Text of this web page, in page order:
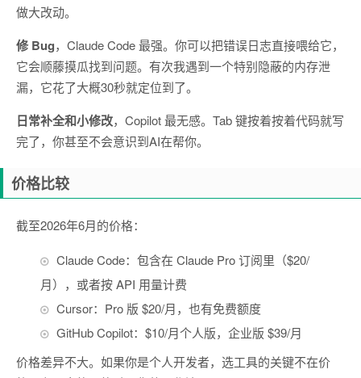
做大改动。
修 Bug，Claude Code 最强。你可以把错误日志直接喂给它，
它会顺藤摸瓜找到问题。有次我遇到一个特别隐蔽的内存泄
漏，它花了大概30秒就定位到了。
日常补全和小修改，Copilot 最无感。Tab 键按着按着代码就写
完了，你甚至不会意识到AI在帮你。
价格比较
截至2026年6月的价格：
Claude Code：包含在 Claude Pro 订阅里（$20/
月），或者按 API 用量计费
Cursor：Pro 版 $20/月，也有免费额度
GitHub Copilot：$10/月个人版，企业版 $39/月
价格差异不大。如果你是个人开发者，选工具的关键不在价